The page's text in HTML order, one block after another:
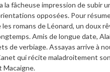
la fâcheuse impression de subir
opposées. Pour
romans de Léonard, un doux
Amis de longue date,
de verbiage. Assayas arrive à
qui récite maladroitement
Macaigne.